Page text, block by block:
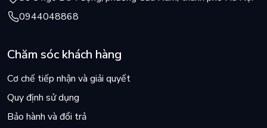
0944048868
Chăm sóc khách hàng
Cơ chế tiếp nhận và giải quyết
Quy định sử dụng
Bảo hành và đổi trả